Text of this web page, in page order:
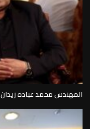
المهندس محمد عباده زيدان